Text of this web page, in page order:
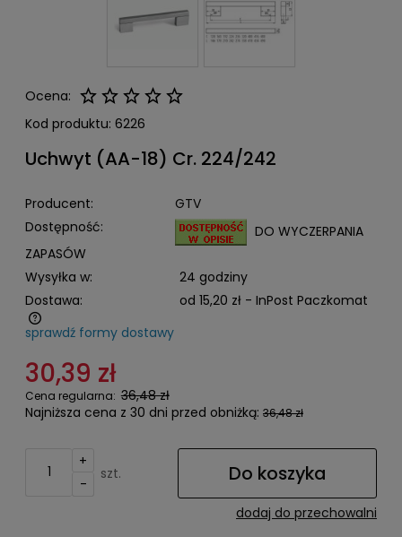
Ocena:
Kod produktu: 6226
Uchwyt (AA-18) Cr. 224/242
Producent:
GTV
Dostępność:
DO WYCZERPANIA
ZAPASÓW
Wysyłka w:
24 godziny
Dostawa:
od 15,20 zł - InPost Paczkomat
Cena nie zawiera ewentualnych kosztów płatności
sprawdź formy dostawy
30,39 zł
Cena regularna: 36,48 zł
Najniższa cena z 30 dni przed obniżką: 36,48 zł
+
-
szt. Do koszyka
dodaj do przechowalni